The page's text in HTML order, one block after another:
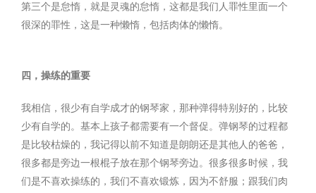
第三个是怠惰，就是灵魂的怠惰，这都是我们人罪性里面一个
很深的罪性，这是一种懒惰，包括肉体的懒惰。
四，操练的重要
我相信，很少有自学成才的钢琴家，那种弹得特别好的，比较
少有自学的。基本上孩子都需要有一个督促。弹钢琴的过程都
是比较枯燥的，我记得以前不知道是朗朗还是其他人的爸爸，
很多都是旁边一根棍子放在那个钢琴旁边。很多很多时候，我
们是不喜欢操练的，我们不喜欢锻炼，因为不舒服；跟我们肉